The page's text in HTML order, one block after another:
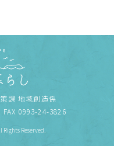
課 地域創造係
0993-24-3826
Reserved.